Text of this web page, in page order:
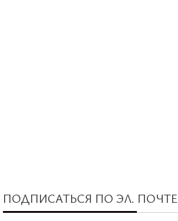
ПОДПИСАТЬСЯ ПО ЭЛ. ПОЧТЕ